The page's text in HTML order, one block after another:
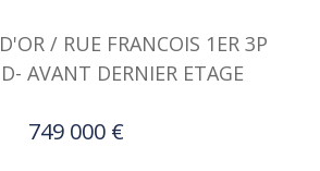
/ RUE FRANCOIS 1ER 3P
AVANT DERNIER ETAGE
749 000 €